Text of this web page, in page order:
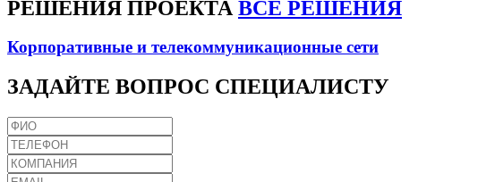
РЕШЕНИЯ ПРОЕКТА ВСЕ РЕШЕНИЯ
Корпоративные и телекоммуникационные сети
ЗАДАЙТЕ ВОПРОС СПЕЦИАЛИСТУ